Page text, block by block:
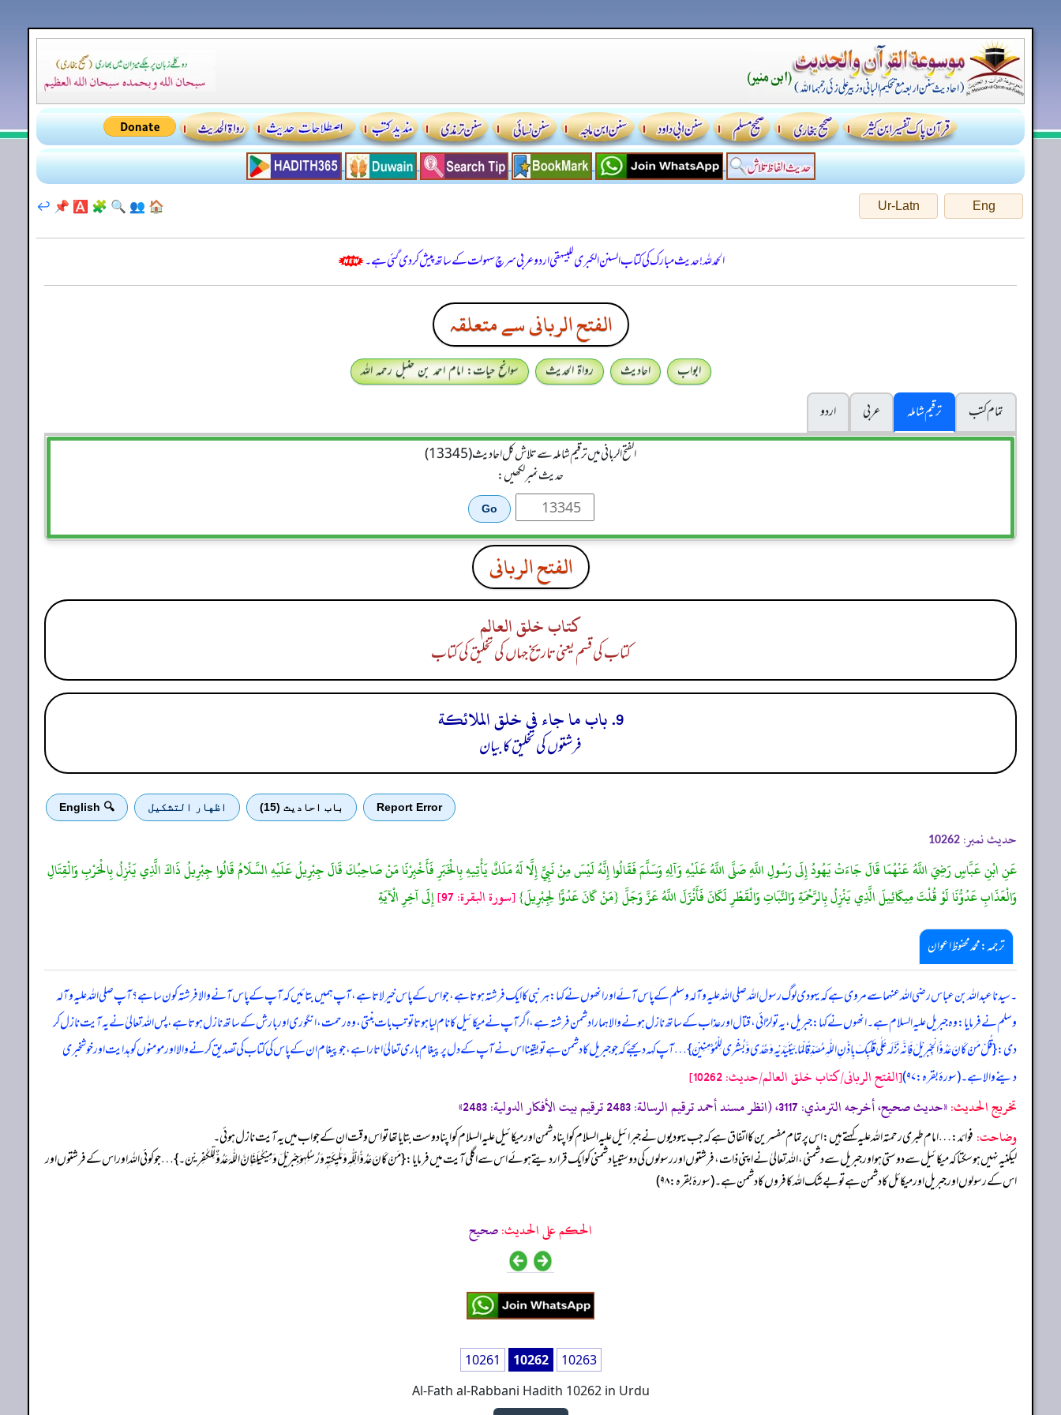
Eng
Ur-Latn
🏠
👥
🔍
🧩
🅰️
📌
↩️
الحمدللہ! حدیث مبارک کی کتاب السنن الكبرى للبيهقي اردو عربی سرچ سہولت کے ساتھ پیش کر دی گئی ہے۔
الفتح الربانی سے متعلقہ
ابواب احادیث رواۃ الحدیث
سوانح حیات: امام احمد بن حنبل رحمہ اللہ
تمام کتب
ترقیم شاملہ عربی
اردو
الفتح الربانی میں ترقیم شاملہ سے تلاش کل احادیث (13345)
حدیث نمبر لکھیں:
الفتح الربانی
كتاب خلق العالم
کتاب کی قسم یعنی تاریخ جہاں کی تخلیق کی کتاب
9. باب ما جاء فى خلق الملائكة
فرشتوں کی تخلیق کا بیان
Report Error باب احادیث (15) اظهار التشكيل 🔍 English
حدیث نمبر: 10262
عَنِ ابْنِ عَبَّاسٍ رَضِيَ اللَّهُ عَنْهُمَا قَالَ جَاءَتْ يَهُودُ إِلَى رَسُولِ اللَّهِ صَلَّى اللَّهُ عَلَيْهِ وَآلِهِ وَسَلَّمَ فَقَالُوا إِنَّهُ لَيْسَ مِنْ نَبِيٍّ إِلَّا لَهُ مَلَكٌ يَأْتِيهِ بِالْخَبَرِ فَأَخْبِرْنَا مَنْ صَاحِبُكَ قَالَ جِبْرِيلُ عَلَيْهِ السَّلَامُ قَالُوا جِبْرِيلُ ذَاكَ الَّذِي يَنْزِلُ بِالْحَرْبِ وَالْقِتَالِ
وَالْعَذَابِ عَدُوُّنَا لَوْ قُلْتَ مِيكَائِيلَ الَّذِي يَنْزِلُ بِالرَّحْمَةِ وَالنَّبَاتِ وَالْقَطْرِ لَكَانَ فَأَنْزَلَ اللَّهُ عَزَّ وَجَلَّ {مَنْ كَانَ عَدُوًّا لِجِبْرِيلَ}[سورة البقرة: 97] إِلَى آخِرِ الْآيَةِ
ترجمہ:محمد محفوظ اعوان
۔ سیدنا عبد اللہ بن عباس رضی اللہ عنہما سے مروی ہے کہ یہودی لوگ رسول اللہ صلی اللہ علیہ وآلہ وسلم کے پاس آئے اور انھوں نے کہا: ہر نبی کا ایک فرشتہ ہوتا ہے، جو اس کے پاس خیر لاتا ہے، آپ ہمیں بتائیں کہ آپ کے پاس آنے والا فرشتہ کون سا ہے؟ آپ صلی اللہ علیہ وآلہ
وسلم نے فرمایا: وہ جبریل علیہ السلام ہے۔ انھوں نے کہا: جبریل،یہ تو لڑائی، قتال اور عذاب کے ساتھ نازل ہونے والا ہمارا دشمن فرشتہ ہے، اگر آپ نے میکائیل کا نام لیا ہوتا تو تب بات بنتی، وہ رحمت، انگوری اور بارش کے ساتھ نازل ہوتا ہے، پس اللہ تعالیٰ نے یہ آیت نازل کر
دی: {قُلْ مَنْ کَانَ عَدُوًّا لِّجِبْرِیْلَ فَاِنَّہ نَزَّلَہ عَلٰی قَلْبِکَ بِاِذْنِ اللّٰہِ مُصَدِّقًا لِّمَا بَیْنَیَدَیْہِ وَھُدًی وَّبُشْرٰی لِلْمُؤْمِنِیْنَ } … آپ کہہ دیجئے کہ جو جبریل کا دشمن ہے تو یقینا اس نے آپ کے دل پر پیغام باری تعالیٰ اتارا ہے، جو پیغام ان کے پاس کی کتاب کی تصدیق کرنے والا اور مومنوں کو ہدایت اور خوشخبری
دینے والا ہے۔ (سورۂ بقرہ: ۹۷)
[الفتح الربانی/كتاب خلق العالم/حدیث: 10262]
تخریج الحدیث:«حديث صحيح، أخرجه الترمذي: 3117، (انظر مسند أحمد ترقيم الرسالة: 2483 ترقیم بيت الأفكار الدولية: 2483»
وضاحت: فوائد: … امام طبری رحمتہ اللہ علیہ کہتے ہیں: اس پر تمام مفسرین کا اتفاق ہے کہ جب یہودیوں نے جبرائیل علیہ السلام کو اپنا دشمن اور میکائیل علیہ السلام کو اپنا دوست بتایا تھا تو اس وقت ان کے جواب میں یہ آیت نازل ہوئی۔
لیکنیہ نہیں ہو سکتا کہ میکائیل سے دوستی ہو اور جبریل سے دشمنی، اللہ تعالیٰ نے اپنی ذات، فرشتوں اور رسولوں کی دوستییا دشمنی کو ایک قرار دیتے ہوئے اس سے اگلی آیت میں فرمایا: {مَنْ کَانَ عَدُوًّا لِّلّٰہِ وَمَلٰیِکَتِہٖ وَرُسُلِہٖوَجِبْرِیْلَ وَمِیْکٰیلَفَاِنَّ اللّٰہَ عَدُوٌّ لِّلْکٰفِرِیْنَ۔} … جو کوئی اللہ اور اس کے فرشتوں اور
اس کے رسولوں اور جبریل اور میکائل کا دشمن ہے تو بے شک اللہ کافروں کا دشمن ہے۔ (سورۂ بقرہ: ۹۸)
الحكم على الحديث:صحیح
10261 10262
10263
Al-Fath al-Rabbani Hadith 10262 in Urdu